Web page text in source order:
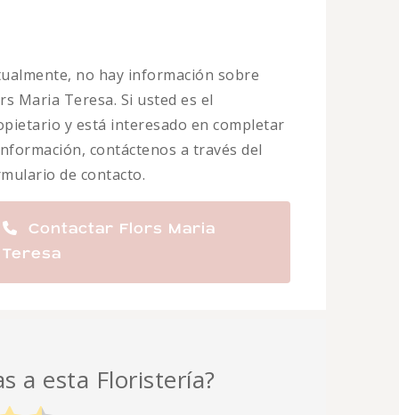
no hay información sobre
Maria Teresa. Si usted es el
y está interesado en completar
contáctenos a través del
de contacto.
Contactar Flors Maria
Teresa
a esta Floristería?